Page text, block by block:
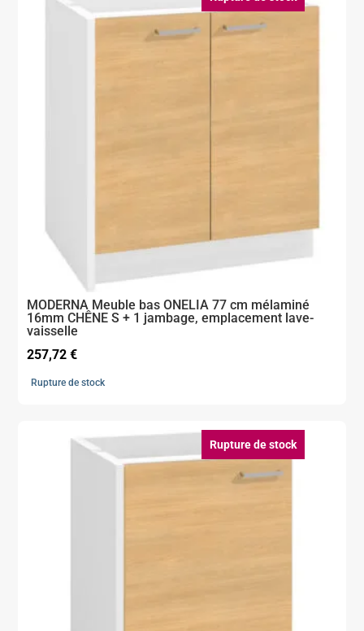
MODERNA Meuble bas ONELIA 77 cm mélaminé
16mm CHÊNE S + 1 jambage, emplacement lave-
vaisselle
257,72€
Rupture de stock
Rupture de stock